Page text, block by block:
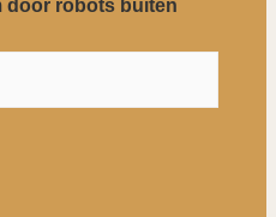
door robots buiten